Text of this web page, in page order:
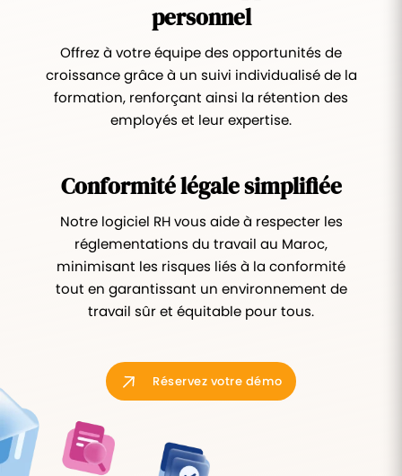
personnel
Offrez à votre équipe des opportunités de
croissance grâce à un suivi individualisé de la
formation, renforçant ainsi la rétention des
employés et leur expertise.
Conformité légale simplifiée
Notre logiciel RH vous aide à respecter les
réglementations du travail au Maroc,
minimisant les risques liés à la conformité
tout en garantissant un environnement de
travail sûr et équitable pour tous.
Réservez votre démo